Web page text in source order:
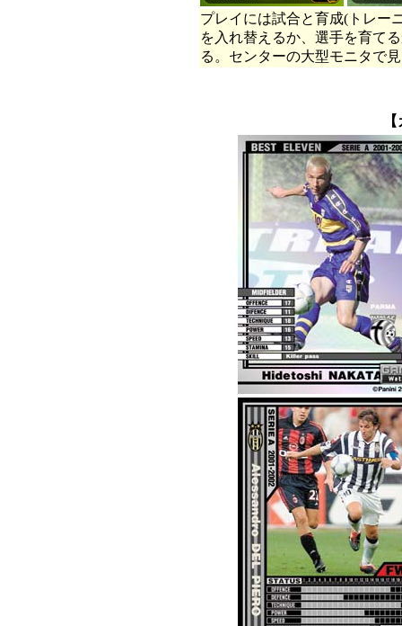
プレイには試合と育成(トレー
を入れ替えるか、選手を育て
る。センターの大型モニタで